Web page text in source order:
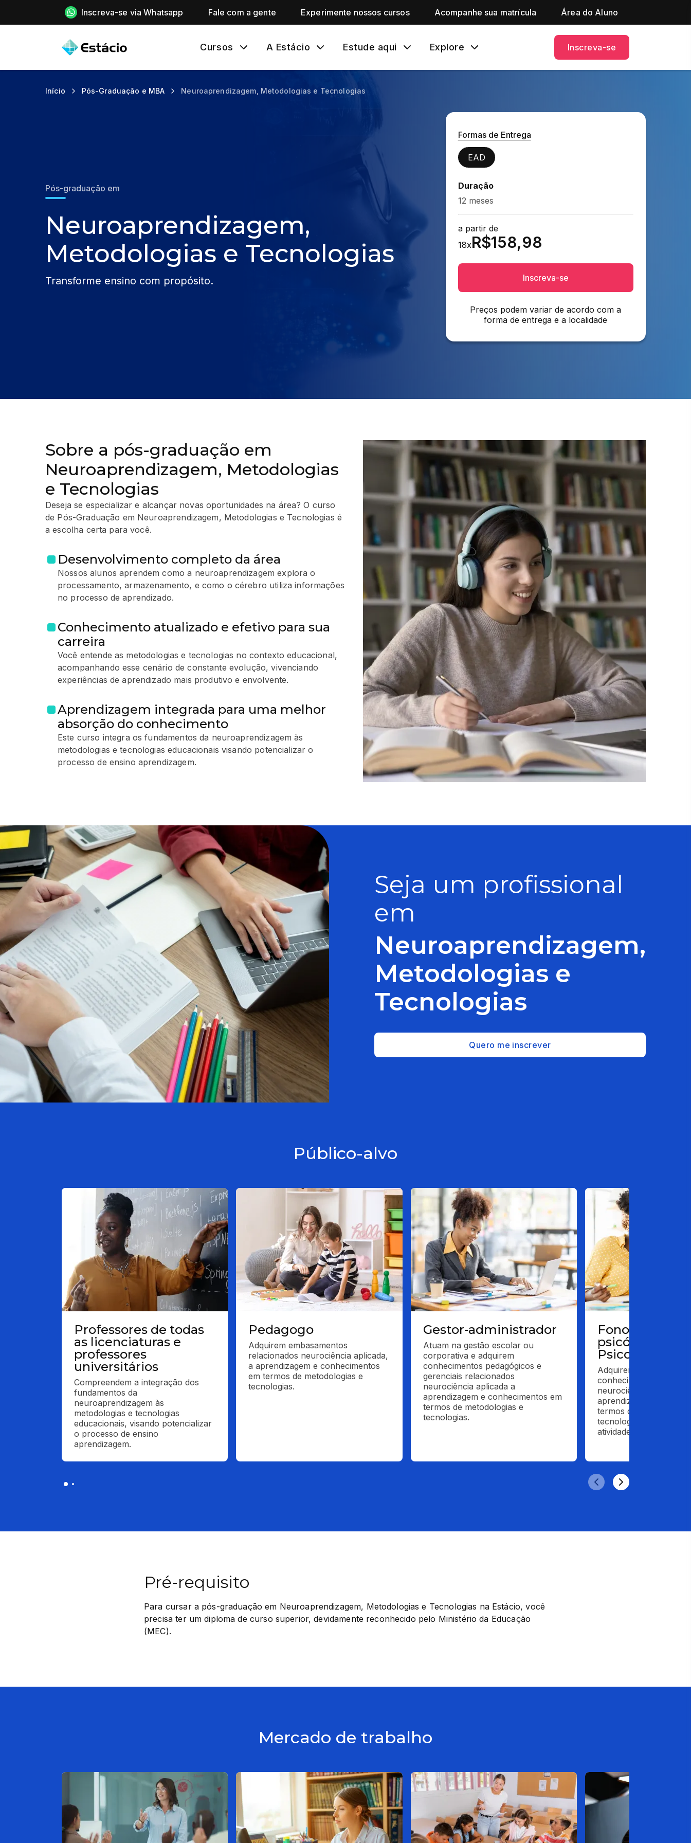
Inscreva-se via Whatsapp Fale com a gente Experimente nossos cursos Acompanhe sua matrícula Área do Aluno
Cursos A Estácio Estude aqui Explore Inscreva-se
Início Pós-Graduação e MBA Neuroaprendizagem, Metodologias e Tecnologias
Pós-graduação em
Neuroaprendizagem,
Metodologias e Tecnologias
Transforme ensino com propósito.
Formas de Entrega
EAD
Duração
12 meses
a partir de
18xR$158,98
Inscreva-se
Preços podem variar de acordo com a
forma de entrega e a localidade
Sobre a pós-graduação em
Neuroaprendizagem, Metodologias
e Tecnologias
Deseja se especializar e alcançar novas oportunidades na área? O curso
de Pós-Graduação em Neuroaprendizagem, Metodologias e Tecnologias é
a escolha certa para você.
Desenvolvimento completo da área
Nossos alunos aprendem como a neuroaprendizagem explora o
processamento, armazenamento, e como o cérebro utiliza informações
no processo de aprendizado.
Conhecimento atualizado e efetivo para sua
carreira
Você entende as metodologias e tecnologias no contexto educacional,
acompanhando esse cenário de constante evolução, vivenciando
experiências de aprendizado mais produtivo e envolvente.
Aprendizagem integrada para uma melhor
absorção do conhecimento
Este curso integra os fundamentos da neuroaprendizagem às
metodologias e tecnologias educacionais visando potencializar o
processo de ensino aprendizagem.
Seja um profissional
em
Neuroaprendizagem,
Metodologias e
Tecnologias
Quero me inscrever
Público-alvo
Professores de todas
as licenciaturas e
professores
universitários
Compreendem a integração dos
fundamentos da
neuroaprendizagem às
metodologias e tecnologias
educacionais, visando potencializar
o processo de ensino
aprendizagem.
Pedagogo
Adquirem embasamentos
relacionados neurociência aplicada,
a aprendizagem e conhecimentos
em termos de metodologias e
tecnologias.
Gestor-administrador
Atuam na gestão escolar ou
corporativa e adquirem
conhecimentos pedagógicos e
gerenciais relacionados
neurociência aplicada a
aprendizagem e conhecimentos em
termos de metodologias e
tecnologias.
psicólogos,
Adquirem e
conhecimentos
neurociência aplicada a
aprendizagem e
termos de
tecnologias para atuar
atividades.
Pré-requisito
Para cursar a pós-graduação em Neuroaprendizagem, Metodologias e Tecnologias na Estácio, você
precisa ter um diploma de curso superior, devidamente reconhecido pelo Ministério da Educação
(MEC).
Mercado de trabalho